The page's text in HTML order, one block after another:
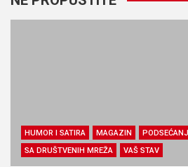
HUMOR I SATIRA MAGAZIN
SA DRUŠTVENIH MREŽA
VAŠ STAV